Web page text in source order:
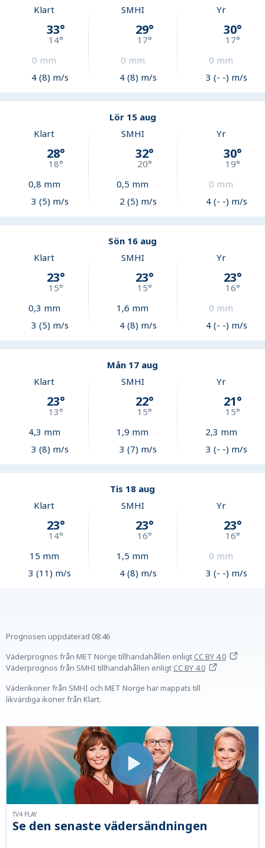
Klart
33°
14°
0 mm
4 (8) m/s
SMHI
29°
17°
0 mm
4 (8) m/s
Yr
30°
17°
0 mm
3 (- -) m/s
Lör 15 aug
Klart
28°
18°
0,8 mm
3 (5) m/s
SMHI
32°
20°
0,5 mm
2 (5) m/s
Yr
30°
19°
0 mm
4 (- -) m/s
Sön 16 aug
Klart
23°
15°
0,3 mm
3 (5) m/s
SMHI
23°
15°
1,6 mm
4 (8) m/s
Yr
23°
16°
0 mm
4 (- -) m/s
Mån 17 aug
Klart
23°
13°
4,3 mm
3 (8) m/s
SMHI
22°
15°
1,9 mm
3 (7) m/s
Yr
21°
15°
2,3 mm
3 (- -) m/s
Tis 18 aug
Klart
23°
14°
15 mm
3 (11) m/s
SMHI
23°
16°
1,5 mm
4 (8) m/s
Yr
23°
16°
0 mm
3 (- -) m/s
Prognosen uppdaterad 08:46
Väderprognos från MET Norge tillhandahållen enligtCC BY 4.0
Väderprognos från SMHI tillhandahållen enligtCC BY 4.0
Väderikoner från SMHI och MET Norge har mappats till
likvärdiga ikoner från Klart.
Se den senaste vädersändningen
TV4 PLAY